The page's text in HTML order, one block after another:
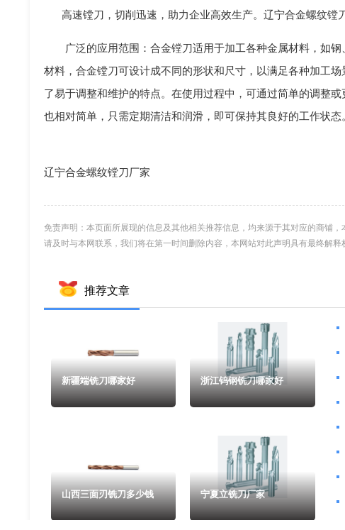
高速镗刀，切削迅速，助力企业高效生产。辽宁合金螺纹镗
广泛的应用范围：合金镗刀适用于加工各种金属材料，如
材料，合金镗刀可设计成不同的形状和尺寸，以满足各种加工
了易于调整和维护的特点。在使用过程中，可通过简单的调整
也相对简单，只需定期清洁和润滑，即可保持其良好的工作状
辽宁合金螺纹镗刀厂家
免责声明：本页面所展现的信息及其他相关推荐信息，均来源于其对应的商铺
请及时与本网联系，我们将在第一时间删除内容，本网站对此声明具有最终解释
推荐文章
新疆端铣刀哪家好 浙江钨钢铣刀哪家好
山西三面刃铣刀多少钱 宁夏立铣刀厂家